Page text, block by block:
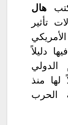
هال
تأثير
دليلاً
الدولي
منذ
الحرب